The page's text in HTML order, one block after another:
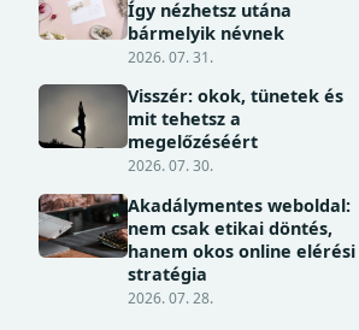
Így nézhetsz utána
bármelyik névnek
2026. 07. 31.
Visszér: okok, tünetek és
mit tehetsz a
megelőzéséért
2026. 07. 30.
Akadálymentes weboldal:
nem csak etikai döntés,
hanem okos online elérési
stratégia
2026. 07. 28.